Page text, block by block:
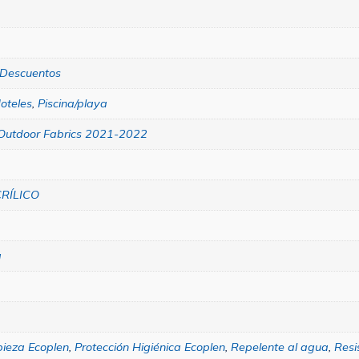
Descuentos
,Piscina/playa
Fabrics 2021-2022
Ecoplen,Protección Higiénica Ecoplen,Repelente al agua,